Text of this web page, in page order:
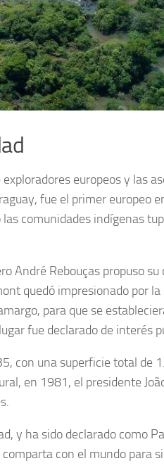
europeos y las
fue el primer europeo
comunidades indígenas
André Rebouças propuso su
quedó impresionado por la
para que se
fue declarado de interés
con una superficie total de
en 1981, el presidente
y ha sido declarado como
con el mundo para